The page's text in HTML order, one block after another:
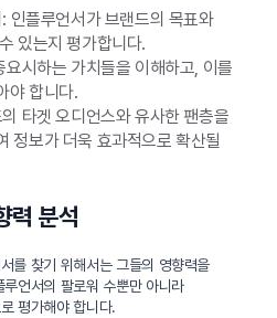
인플루언서가 브랜드의 목표와
있는지 평가합니다.
시하는 가치들을 이해하고, 이를
야 합니다.
타겟 오디언스와 유사한 팬층을
정보가 더욱 효과적으로 확산될
력 분석
를 찾기 위해서는 그들의 영향력을
언서의 팔로워 수뿐만 아니라
평가해야 합니다.